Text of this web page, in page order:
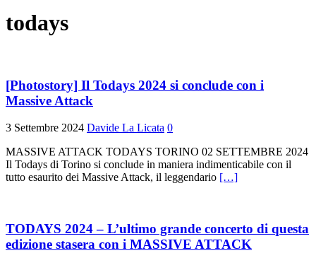
todays
[Photostory] Il Todays 2024 si conclude con i
Massive Attack
3 Settembre 2024 Davide La Licata 0
MASSIVE ATTACK TODAYS TORINO 02 SETTEMBRE 2024
Il Todays di Torino si conclude in maniera indimenticabile con il
tutto esaurito dei Massive Attack, il leggendario […]
TODAYS 2024 – L’ultimo grande concerto di questa
edizione stasera con i MASSIVE ATTACK